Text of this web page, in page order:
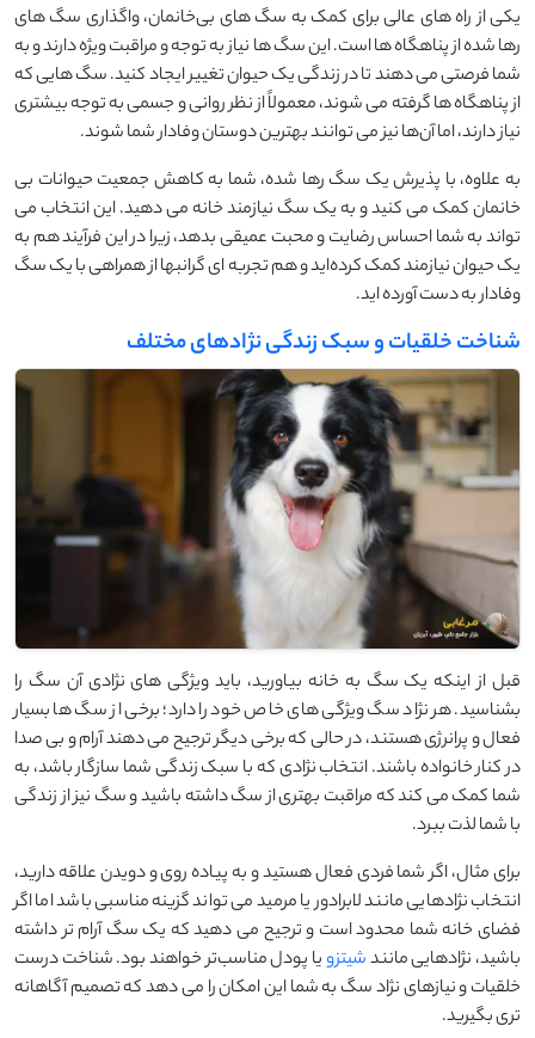
یکی از راه ‌های عالی برای کمک به سگ ‌های بی‌خانمان، واگذاری سگ ‌های
رها شده از پناهگاه ‌ها است. این سگ‌ ها نیاز به توجه و مراقبت ویژه دارند و به
شما فرصتی می ‌دهند تا در زندگی یک حیوان تغییر ایجاد کنید. سگ ‌هایی که
از پناهگاه‌ ها گرفته می‌ شوند، معمولاً از نظر روانی و جسمی به توجه بیشتری
نیاز دارند، اما آن‌ها نیز می ‌توانند بهترین دوستان وفادار شما شوند.
به‌ علاوه، با پذیرش یک سگ رها شده، شما به کاهش جمعیت حیوانات بی‌
خانمان کمک می ‌کنید و به یک سگ نیازمند خانه می ‌دهید. این انتخاب می
‌تواند به شما احساس رضایت و محبت عمیقی بدهد، زیرا در این فرآیند هم به
یک حیوان نیازمند کمک کرده‌اید و هم تجربه‌ ای گرانبها از همراهی با یک سگ
وفادار به دست آورده ‌اید.
شناخت خلقیات و سبک زندگی نژادهای مختلف
قبل از اینکه یک سگ به خانه بیاورید، باید ویژگی ‌های نژادی آن سگ را
بشناسید. هر نژاد سگ ویژگی ‌های خاص خود را دارد؛ برخی از سگ ‌ها بسیار
فعال و پرانرژی هستند، در حالی که برخی دیگر ترجیح می ‌دهند آرام و بی ‌صدا
در کنار خانواده باشند. انتخاب نژادی که با سبک زندگی شما سازگار باشد، به
شما کمک می‌ کند که مراقبت بهتری از سگ داشته باشید و سگ نیز از زندگی
با شما لذت ببرد.
برای مثال، اگر شما فردی فعال هستید و به پیاده‌ روی و دویدن علاقه دارید،
انتخاب نژادهایی مانند لابرادور یا مرمید می ‌تواند گزینه مناسبی باشد اما اگر
فضای خانه شما محدود است و ترجیح می‌ دهید که یک سگ آرام ‌تر داشته
باشید، نژادهایی مانندشیتزویا پودل مناسب‌تر خواهند بود. شناخت درست
خلقیات و نیازهای نژاد سگ به شما این امکان را می ‌دهد که تصمیم آگاهانه‌
تری بگیرید.